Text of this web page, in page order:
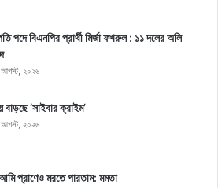
পদে বিএনপির প্রার্থী মির্জা ফখরুল : ১১ দলের অলি
২০২৬
বাড়ছে ‘সাইবার ক্রাইম’
২০২৬
প্রাণেও মরতে পারতাম: মমতা